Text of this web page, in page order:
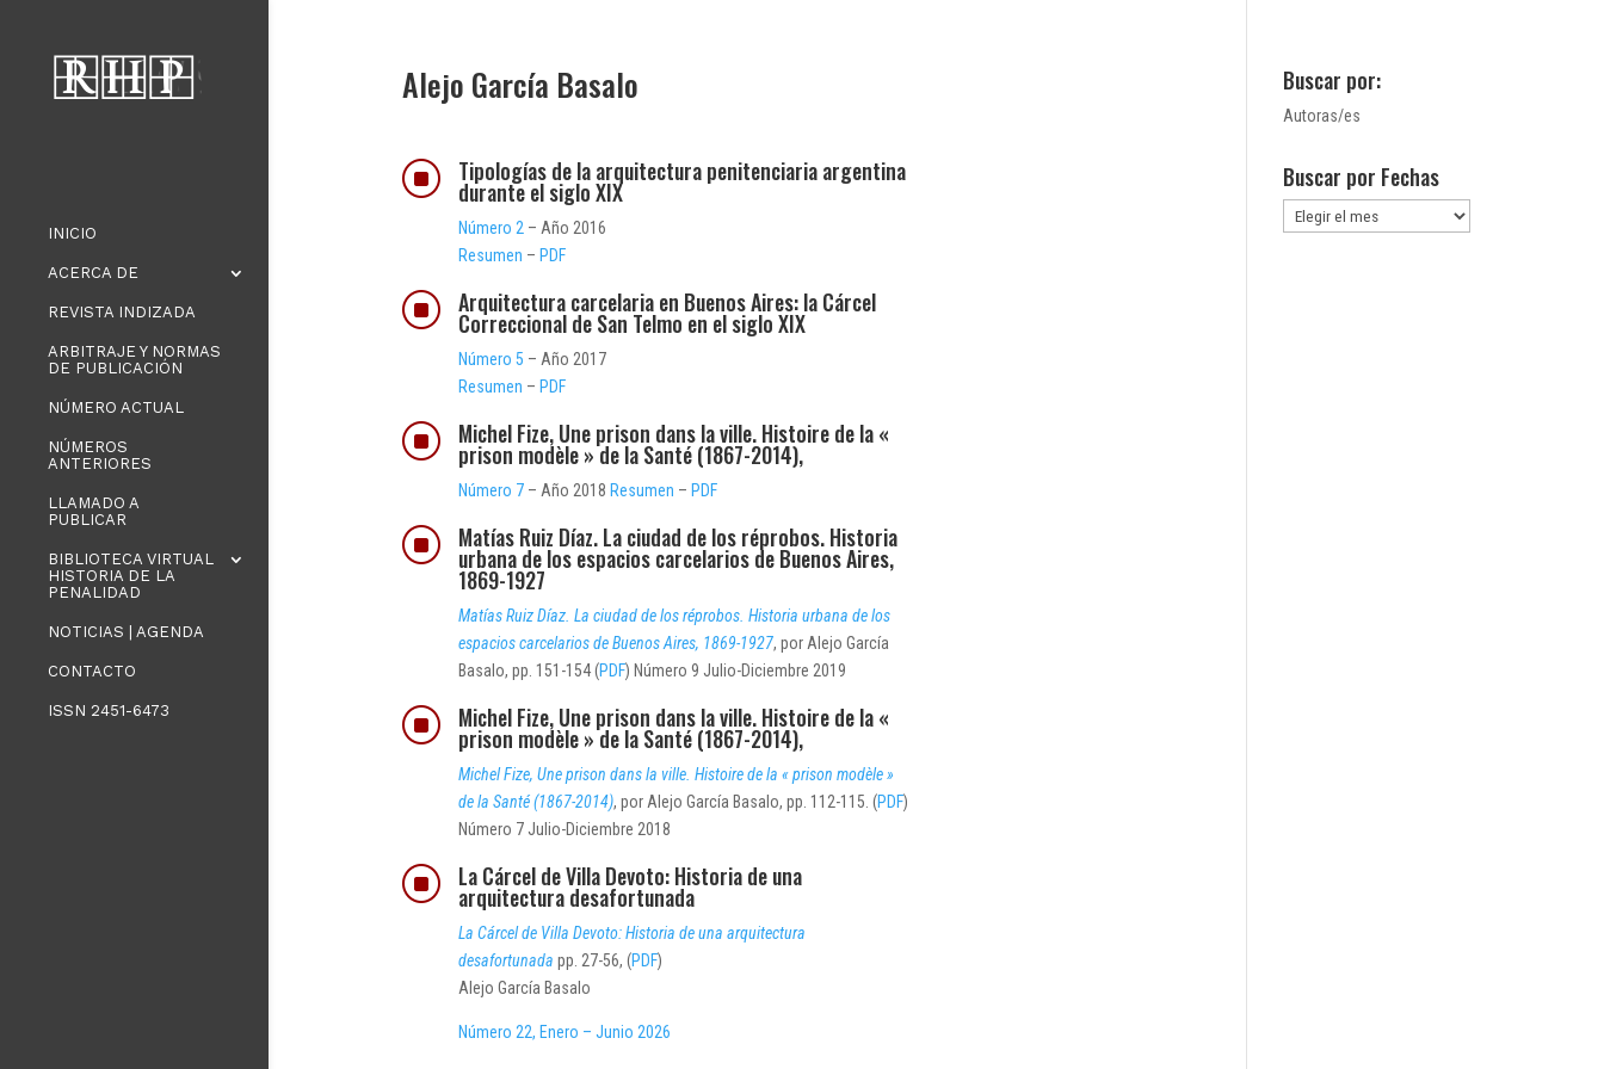
INICIO
ACERCA DE
REVISTA INDIZADA
ARBITRAJE Y NORMAS
DE PUBLICACIÓN
NÚMERO ACTUAL
NÚMEROS
ANTERIORES
LLAMADO A
PUBLICAR
BIBLIOTECA VIRTUAL
HISTORIA DE LA
PENALIDAD
NOTICIAS | AGENDA
CONTACTO
ISSN 2451-6473
Alejo García Basalo
] Tipologías de la arquitectura penitenciaria argentina
durante el siglo XIX
Número 2 – Año 2016
Resumen –PDF
] Arquitectura carcelaria en Buenos Aires: la Cárcel
Correccional de San Telmo en el siglo XIX
Número 5 – Año 2017
Resumen – PDF
] Michel Fize, Une prison dans la ville. Histoire de la «
prison modèle » de la Santé (1867-2014),
Número 7 – Año 2018 Resumen – PDF
] Matías Ruiz Díaz. La ciudad de los réprobos. Historia
urbana de los espacios carcelarios de Buenos Aires,
1869-1927
Matías Ruiz Díaz. La ciudad de los réprobos. Historia urbana de los
espacios carcelarios de Buenos Aires, 1869-1927, por Alejo García
Basalo, pp. 151-154 (PDF) Número 9 Julio-Diciembre 2019
] Michel Fize, Une prison dans la ville. Histoire de la «
prison modèle » de la Santé (1867-2014),
Michel Fize, Une prison dans la ville. Histoire de la « prison modèle »
de la Santé (1867-2014), por Alejo García Basalo, pp. 112-115. (PDF)
Número 7 Julio-Diciembre 2018
] La Cárcel de Villa Devoto: Historia de una
arquitectura desafortunada
La Cárcel de Villa Devoto: Historia de una arquitectura
desafortunada pp. 27-56, (PDF)
Alejo García Basalo
Número 22, Enero – Junio 2026
Buscar por:
Autoras/es
Buscar por Fechas
Buscar
por